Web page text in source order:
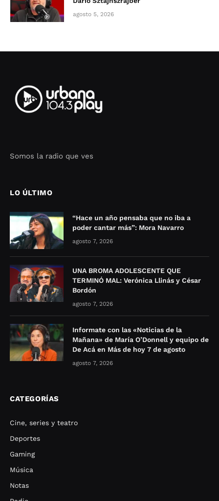
agosto 5, 2026
Somos la radio que ves
LO ÚLTIMO
“Hace un año pensaba que no iba a
poder cantar más”: Mora Navarro
agosto 7, 2026
UNA BROMA ADOLESCENTE QUE
TERMINÓ MAL: Verónica Llinás y César
Bordón
agosto 7, 2026
Informate con las «Noticias de la
Mañana» de María O’Donnell y equipo de
De Acá en Más de hoy 7 de agosto
agosto 7, 2026
CATEGORÍAS
Cine, series y teatro
Deportes
Gaming
Música
Notas